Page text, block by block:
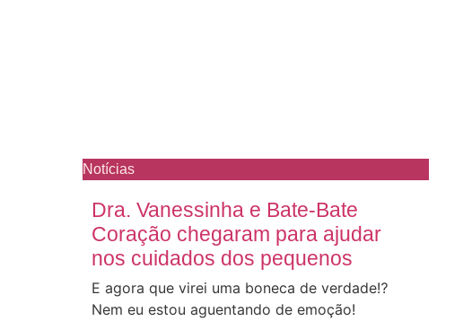
Notícias
Dra. Vanessinha e Bate-Bate
Coração chegaram para ajudar
nos cuidados dos pequenos
E agora que virei uma boneca de verdade⁉️
Nem eu estou aguentando de emoção!